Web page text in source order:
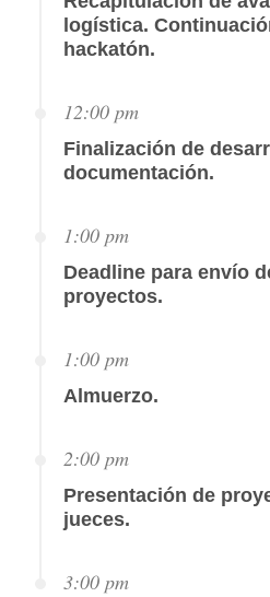
logística.
hackatón.
12:00 pm
Finalización de
documentación.
1:00 pm
Deadline para envío
proyectos.
1:00 pm
Almuerzo.
2:00 pm
Presentación de
jueces.
3:00 pm